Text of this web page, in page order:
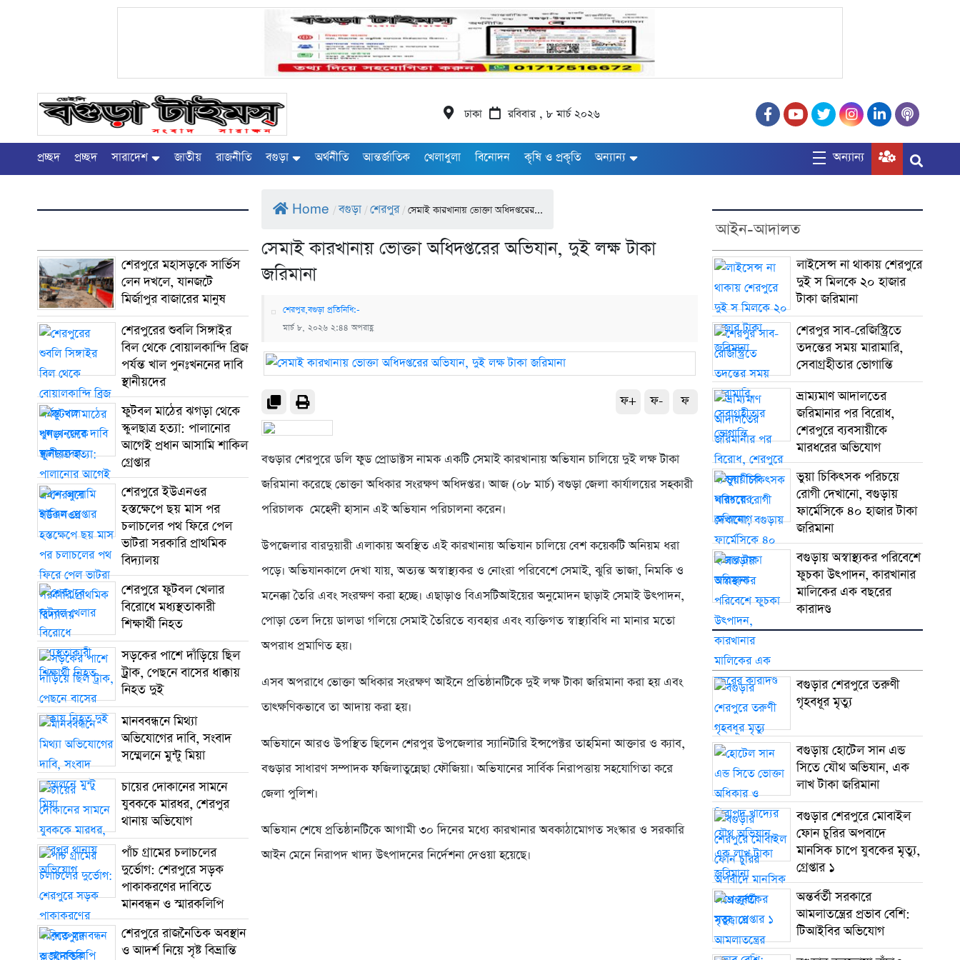
ঢাকা রবিবার , ৮ মার্চ ২০২৬
প্রচ্ছদ প্রচ্ছদ সারাদেশ জাতীয় রাজনীতি বগুড়া অর্থনীতি আন্তর্জাতিক খেলাধুলা বিনোদন কৃষি ও প্রকৃতি অন্যান্য অন্যান্য
শেরপুরে মহাসড়কে সার্ভিস
লেন দখলে, যানজটে
মির্জাপুর বাজারের মানুষ
শেরপুরের শুবলি সিঙ্গাইর
বিল থেকে বোয়ালকান্দি ব্রিজ
পর্যন্ত খাল পুনঃখননের দাবি
স্থানীয়দের
ফুটবল মাঠের ঝগড়া থেকে
স্কুলছাত্র হত্যা: পালানোর
আগেই প্রধান আসামি শাকিল
গ্রেপ্তার
শেরপুরে ইউএনওর
হস্তক্ষেপে ছয় মাস পর
চলাচলের পথ ফিরে পেল
ভাটরা সরকারি প্রাথমিক
বিদ্যালয়
শেরপুরে ফুটবল খেলার
বিরোধে মধ্যস্থতাকারী
শিক্ষার্থী নিহত
সড়কের পাশে দাঁড়িয়ে ছিল
ট্রাক, পেছনে বাসের ধাক্কায়
নিহত দুই
মানববন্ধনে মিথ্যা
অভিযোগের দাবি, সংবাদ
সম্মেলনে মুন্টু মিয়া
চায়ের দোকানের সামনে
যুবককে মারধর, শেরপুর
থানায় অভিযোগ
পাঁচ গ্রামের চলাচলের
দুর্ভোগ: শেরপুরে সড়ক
পাকাকরণের দাবিতে
মানবন্ধন ও স্মারকলিপি
শেরপুরে রাজনৈতিক অবস্থান
ও আদর্শ নিয়ে সৃষ্ট বিভ্রান্তি
Home / বগুড়া / শেরপুর / সেমাই কারখানায় ভোক্তা অধিদপ্তরের...
সেমাই কারখানায় ভোক্তা অধিদপ্তরের অভিযান, দুই লক্ষ টাকা
জরিমানা
শেরপুর,বগুড়া প্রতিনিধি:-
মার্চ ৮, ২০২৬ ২:৪৪ অপরাহ্ণ
ফ+ ফ- ফ
বগুড়ার শেরপুরে ডলি ফুড প্রোডাক্টস নামক একটি সেমাই কারখানায় অভিযান চালিয়ে দুই লক্ষ টাকা
জরিমানা করেছে ভোক্তা অধিকার সংরক্ষণ অধিদপ্তর। আজ (০৮ মার্চ) বগুড়া জেলা কার্যালয়ের সহকারী
পরিচালক মেহেদী হাসান এই অভিযান পরিচালনা করেন।
উপজেলার বারদুয়ারী এলাকায় অবস্থিত এই কারখানায় অভিযান চালিয়ে বেশ কয়েকটি অনিয়ম ধরা
পড়ে। অভিযানকালে দেখা যায়, অত্যন্ত অস্বাস্থ্যকর ও নোংরা পরিবেশে সেমাই, ঝুরি ভাজা, নিমকি ও
মনেক্কা তৈরি এবং সংরক্ষণ করা হচ্ছে। এছাড়াও বিএসটিআইয়ের অনুমোদন ছাড়াই সেমাই উৎপাদন,
পোড়া তেল দিয়ে ডালডা গলিয়ে সেমাই তৈরিতে ব্যবহার এবং ব্যক্তিগত স্বাস্থ্যবিধি না মানার মতো
অপরাধ প্রমাণিত হয়।
এসব অপরাধে ভোক্তা অধিকার সংরক্ষণ আইনে প্রতিষ্ঠানটিকে দুই লক্ষ টাকা জরিমানা করা হয় এবং
তাৎক্ষণিকভাবে তা আদায় করা হয়।
অভিযানে আরও উপস্থিত ছিলেন শেরপুর উপজেলার স্যানিটারি ইন্সপেক্টর তাহমিনা আক্তার ও ক্যাব,
বগুড়ার সাধারণ সম্পাদক ফজিলাতুন্নেছা ফৌজিয়া। অভিযানের সার্বিক নিরাপত্তায় সহযোগিতা করে
জেলা পুলিশ।
অভিযান শেষে প্রতিষ্ঠানটিকে আগামী ৩০ দিনের মধ্যে কারখানার অবকাঠামোগত সংস্কার ও সরকারি
আইন মেনে নিরাপদ খাদ্য উৎপাদনের নির্দেশনা দেওয়া হয়েছে।
আইন-আদালত
লাইসেন্স না থাকায় শেরপুরে
দুই স মিলকে ২০ হাজার
টাকা জরিমানা
শেরপুর সাব-রেজিস্ট্রিতে
তদন্তের সময় মারামারি,
সেবাগ্রহীতার ভোগান্তি
ভ্রাম্যমাণ আদালতের
জরিমানার পর বিরোধ,
শেরপুরে ব্যবসায়ীকে
মারধরের অভিযোগ
ভুয়া চিকিৎসক পরিচয়ে
রোগী দেখানো, বগুড়ায়
ফার্মেসিকে ৪০ হাজার টাকা
জরিমানা
বগুড়ায় অস্বাস্থ্যকর পরিবেশে
ফুচকা উৎপাদন, কারখানার
মালিকের এক বছরের
কারাদণ্ড
বগুড়ার শেরপুরে তরুণী
গৃহবধূর মৃত্যু
বগুড়ায় হোটেল সান এন্ড
সিতে যৌথ অভিযান, এক
লাখ টাকা জরিমানা
বগুড়ার শেরপুরে মোবাইল
ফোন চুরির অপবাদে
মানসিক চাপে যুবকের মৃত্যু,
গ্রেপ্তার ১
অন্তর্বর্তী সরকারে
আমলাতন্ত্রের প্রভাব বেশি:
টিআইবির অভিযোগ